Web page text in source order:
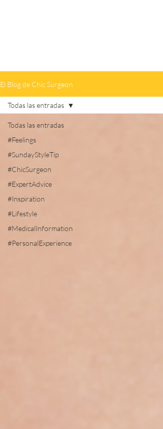
El Blog de Chic Surgeon
Todas las entradas
#Feelings
#SundayStyleTip
#ChicSurgeon
#ExpertAdvice
#Inspiration
#Lifestyle
#MedicalInformation
#PersonalExperience
Todas las entradas